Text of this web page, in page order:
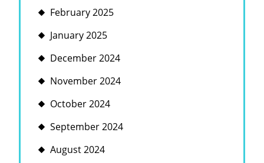
February 2025
January 2025
December 2024
November 2024
October 2024
September 2024
August 2024